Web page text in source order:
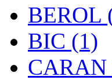
BEROL
BIC (1)
CARAN